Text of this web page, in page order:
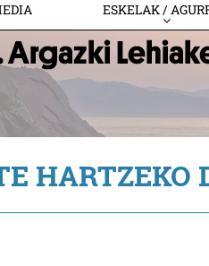
ESKELAK /
HARTZEKO